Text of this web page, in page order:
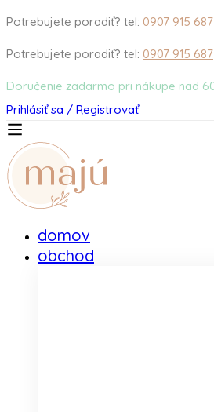
Potrebujete poradiť? tel: 0907 915 687
Potrebujete poradiť? tel: 0907 915 687
Doručenie zadarmo pri nákupe nad
Prihlásiť sa / Registrovať
domov
obchod